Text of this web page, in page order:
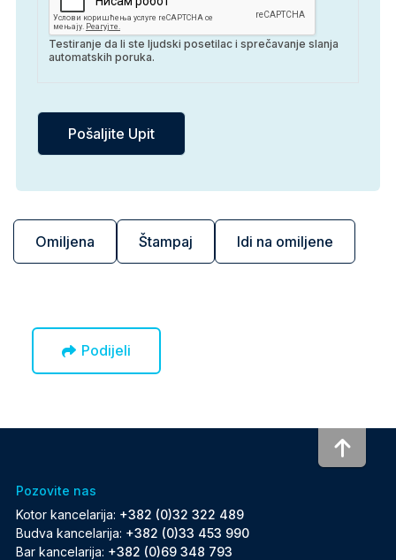
Omiljena Štampaj Idi na omiljene
Testiranje da li ste ljudski posetilac i sprečavanje slanja
automatskih poruka.
Podijeli
Pozovite nas
Kotor kancelarija: +382 (0)32 322 489
Budva kancelarija: +382 (0)33 453 990
Bar kancelarija: +382 (0)69 348 793
To